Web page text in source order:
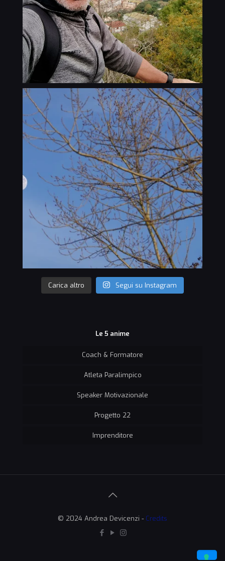
Carica altro Segui su Instagram
Le 5 anime
Coach & Formatore
Atleta Paralimpico
Speaker Motivazionale
Progetto 22
Imprenditore
© 2024 Andrea Devicenzi - Credits